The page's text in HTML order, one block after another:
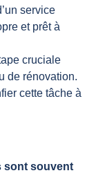
service
et prêt à
cruciale
de rénovation.
cette tâche à
sont souvent